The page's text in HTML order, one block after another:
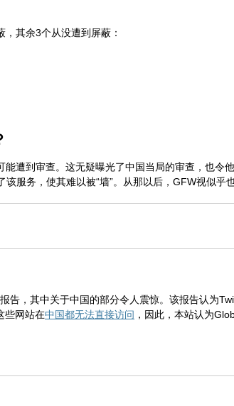
其余3个从没遭到屏蔽：
遭到审查。这无疑曝光了中国当局的审查，也令
该服务，使其难以被“墙”。从那以后，GFW视似乎
告，其中关于中国的部分令人震惊。该报告认为
些网站在中国都无法直接访问 ，因此，本站认为